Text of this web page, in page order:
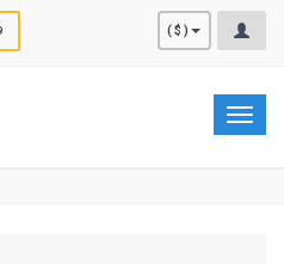
($)